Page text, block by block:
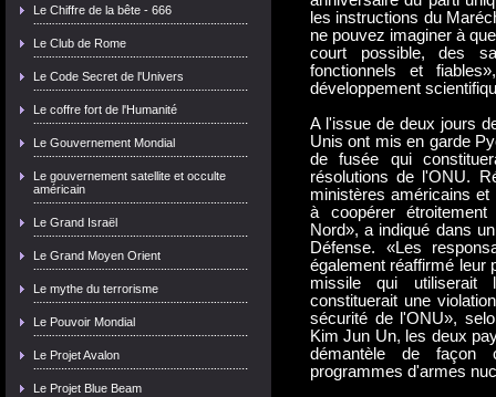
Le Chiffre de la bête - 666
Le Club de Rome
Le Code Secret de l'Univers
Le coffre fort de l'Humanité
Le Gouvernement Mondial
Le gouvernement satellite et occulte
américain
Le Grand Israël
Le Grand Moyen Orient
Le mythe du terrorisme
Le Pouvoir Mondial
Le Projet Avalon
Le Projet Blue Beam
les instructions du
ne pouvez imaginer à
court possible, des
fonctionnels et
développement
A l'issue de deux jours
Unis ont mis en garde
de fusée qui
résolutions de l'ONU.
ministères américains
à coopérer
Nord», a indiqué dans
Défense. «Les
également réaffirmé leur
missile qui utiliserait
constituerait une
sécurité de l'ONU»,
Kim Jun Un, les deux
démantèle de façon
programmes d'armes